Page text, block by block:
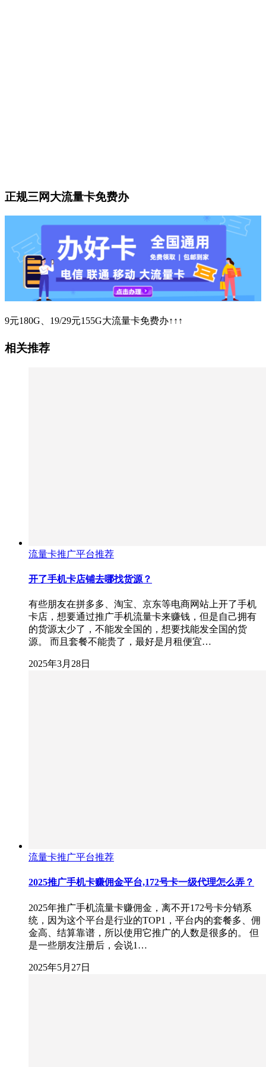
正规三网大流量卡免费办
9元180G、19/29元155G大流量卡免费办↑↑↑
相关推荐
流量卡推广平台推荐
开了手机卡店铺去哪找货源？
有些朋友在拼多多、淘宝、京东等电商网站上开了手机
卡店，想要通过推广手机流量卡来赚钱，但是自己拥有
的货源太少了，不能发全国的，想要找能发全国的货
源。 而且套餐不能贵了，最好是月租便宜…
2025年3月28日
流量卡推广平台推荐
2025推广手机卡赚佣金平台,172号卡一级代理怎么弄？
2025年推广手机流量卡赚佣金，离不开172号卡分销系
统，因为这个平台是行业的TOP1，平台内的套餐多、佣
金高、结算靠谱，所以使用它推广的人数是很多的。 但
是一些朋友注册后，会说1…
2025年5月27日